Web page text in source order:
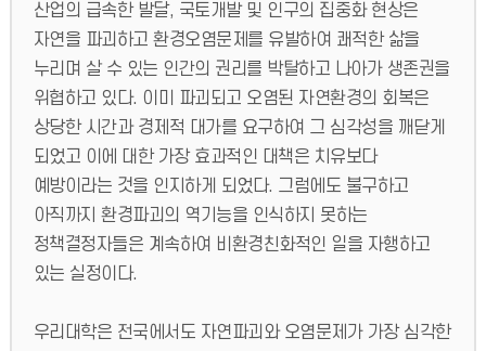
산업의 급속한 발달, 국토개발 및 인구의 집중화 현상은
자연을 파괴하고 환경오염문제를 유발하여 쾌적한 삶을
누리며 살 수 있는 인간의 권리를 박탈하고 나아가 생존권을
위협하고 있다. 이미 파괴되고 오염된 자연환경의 회복은
상당한 시간과 경제적 대가를 요구하여 그 심각성을 깨닫게
되었고 이에 대한 가장 효과적인 대책은 치유보다
예방이라는 것을 인지하게 되었다. 그럼에도 불구하고
아직까지 환경파괴의 역기능을 인식하지 못하는
정책결정자들은 계속하여 비환경친화적인 일을 자행하고
있는 실정이다.
우리대학은 전국에서도 자연파괴와 오염문제가 가장 심각한